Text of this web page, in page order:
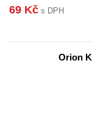
69 Kč s DPH
Orion